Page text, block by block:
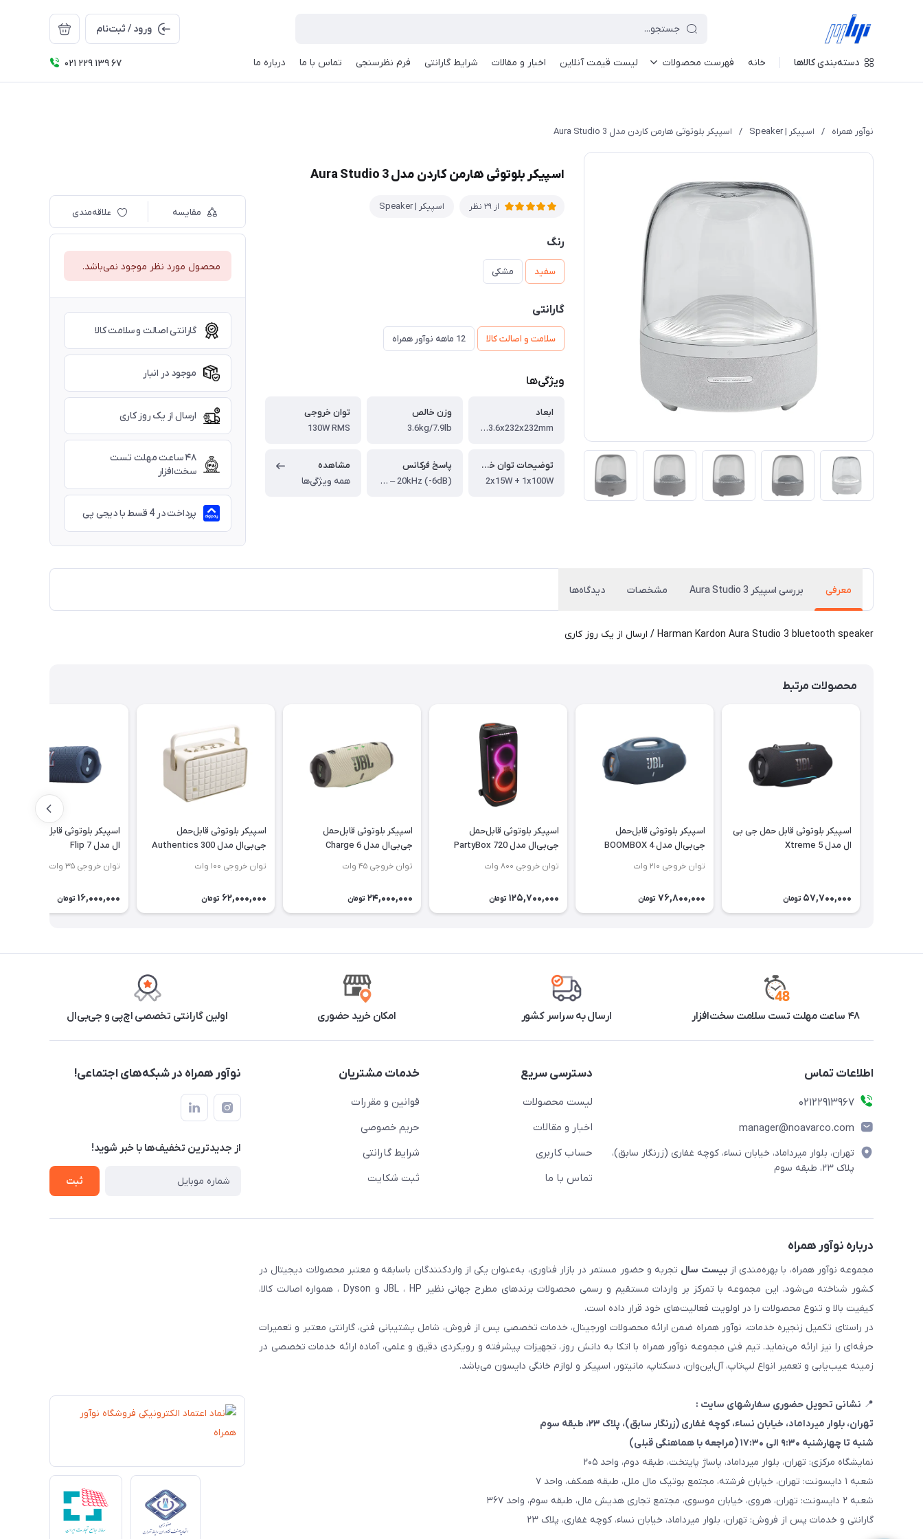
ورود / ثبت‌نام
دسته‌بندی کالاها خانه فهرست محصولات لیست قیمت آنلاین اخبار و مقالات شرایط گارانتی فرم نظرسنجی تماس با ما درباره ما 021 229 139 67
نوآور همراه / اسپیکر | Speaker / اسپیکر بلوتوثی هارمن کاردن مدل Aura Studio 3
اسپیکر بلوتوثی هارمن کاردن مدل Aura Studio 3
از 29 نظر اسپیکر | Speaker
رنگ
سفید مشکی
گارانتی
سلامت و اصالت کالا 12 ماهه نوآور همراه
ویژگی‌ها
ابعاد
283.6x232x232mm
وزن خالص
3.6kg/7.9lb
توان خروجی
130W RMS
توضیحات توان خروجی
2x15W + 1x100W
پاسخ فرکانس
45Hz – 20kHz (-6dB)
مشاهده
همه ویژگی‌ها
مقایسه علاقه‌مندی
محصول مورد نظر موجود نمی‌باشد.
گارانتی اصالت و سلامت کالا
موجود در انبار
ارسال از یک روز کاری
۴۸ ساعت مهلت تست
سخت‌افزار
پرداخت در 4 قسط با دیجی پی
معرفی بررسی اسپیکر Aura Studio 3 مشخصات دیدگاه‌ها
Harman Kardon Aura Studio 3 bluetooth speaker / ارسال از یک روز کاری
محصولات مرتبط
اسپیکر بلوتوثی قابل حمل جی بی
ال مدل Xtreme 5
57,700,000 تومان
اسپیکر بلوتوثی قابل‌حمل
جی‌بی‌ال مدل BOOMBOX 4
توان خروجی ۲۱۰ وات
76,800,000 تومان
اسپیکر بلوتوثی قابل‌حمل
جی‌بی‌ال مدل PartyBox 720
توان خروجی ۸۰۰ وات
125,700,000 تومان
اسپیکر بلوتوثی قابل‌حمل
جی‌بی‌ال مدل Charge 6
توان خروجی ۴۵ وات
24,000,000 تومان
اسپیکر بلوتوثی قابل‌حمل
جی‌بی‌ال مدل Authentics 300
توان خروجی ۱۰۰ وات
62,000,000 تومان
اسپیکر بلوتوثی قابل حمل جی بی
ال مدل Flip 7
توان خروجی ۳۵ وات
16,000,000 تومان
۴۸ ساعت مهلت تست سلامت سخت‌افزار ارسال به سراسر کشور امکان خرید حضوری اولین گارانتی تخصصی اچ‌پی و جی‌بی‌ال
اطلاعات تماس
02122913967
manager@noavarco.com
تهران، بلوار میرداماد، خیابان نساء، کوچه غفاری (زرنگار سابق)،
پلاک ۲۳، طبقه سوم
دسترسی سریع
لیست محصولات
اخبار و مقالات
حساب کاربری
تماس با ما
خدمات مشتریان
قوانین و مقررات
حریم خصوصی
شرایط گارانتی
ثبت شکایت
نوآور همراه در شبکه‌های اجتماعی!
از جدید‌ترین تخفیف‌ها با‌ خبر شوید!
ثبت
درباره نوآور همراه
مجموعه نوآور همراه، با بهره‌مندی ازبیست سال تجربه و حضور مستمر در بازار فناوری، به‌عنوان یکی از واردکنندگان باسابقه و معتبر محصولات دیجیتال در
کشور شناخته می‌شود. این مجموعه با تمرکز بر واردات مستقیم و رسمی محصولات برندهای مطرح جهانی نظیر JBL ، HP و Dyson ، همواره اصالت کالا،
کیفیت بالا و تنوع محصولات را در اولویت فعالیت‌های خود قرار داده است.
در راستای تکمیل زنجیره خدمات، نوآور همراه ضمن ارائه محصولات اورجینال، خدمات تخصصی پس از فروش، شامل پشتیبانی فنی، گارانتی معتبر و تعمیرات
حرفه‌ای را نیز ارائه می‌نماید. تیم فنی مجموعه نوآور همراه با اتکا به دانش روز، تجهیزات پیشرفته و رویکردی دقیق و علمی، آماده ارائه خدمات تخصصی در
زمینه عیب‌یابی و تعمیر انواع لپ‌تاپ، آل‌این‌وان، دسکتاپ، مانیتور، اسپیکر و لوازم خانگی دایسون می‌باشد.
📍 نشانی تحویل حضوری سفارشهای سایت :
تهران، بلوار میرداماد، خیابان نساء، کوچه غفاری (زرنگار سابق)، پلاک ۲۳، طبقه سوم
شنبه تا چهارشنبه ۹:۳۰ الی ۱۷:۳۰ (مراجعه با هماهنگی قبلی)
نمایشگاه مرکزی: تهران، بلوار میرداماد، پاساژ پایتخت، طبقه دوم، واحد ۲۰۵
شعبه ۱ دایسونت: تهران، خیابان فرشته، مجتمع بوتیک مال ملل، طبقه همکف، واحد ۷
شعبه ۲ دایسونت: تهران، هروی، خیابان موسوی، مجتمع تجاری هدیش مال، طبقه سوم، واحد ۳۶۷
گارانتی و خدمات پس از فروش: تهران، بلوار میرداماد، خیابان نساء، کوچه غفاری، پلاک ۲۳